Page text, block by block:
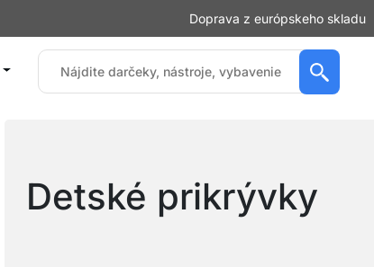
Doprava z európskeho skladu
Detské prikrývky